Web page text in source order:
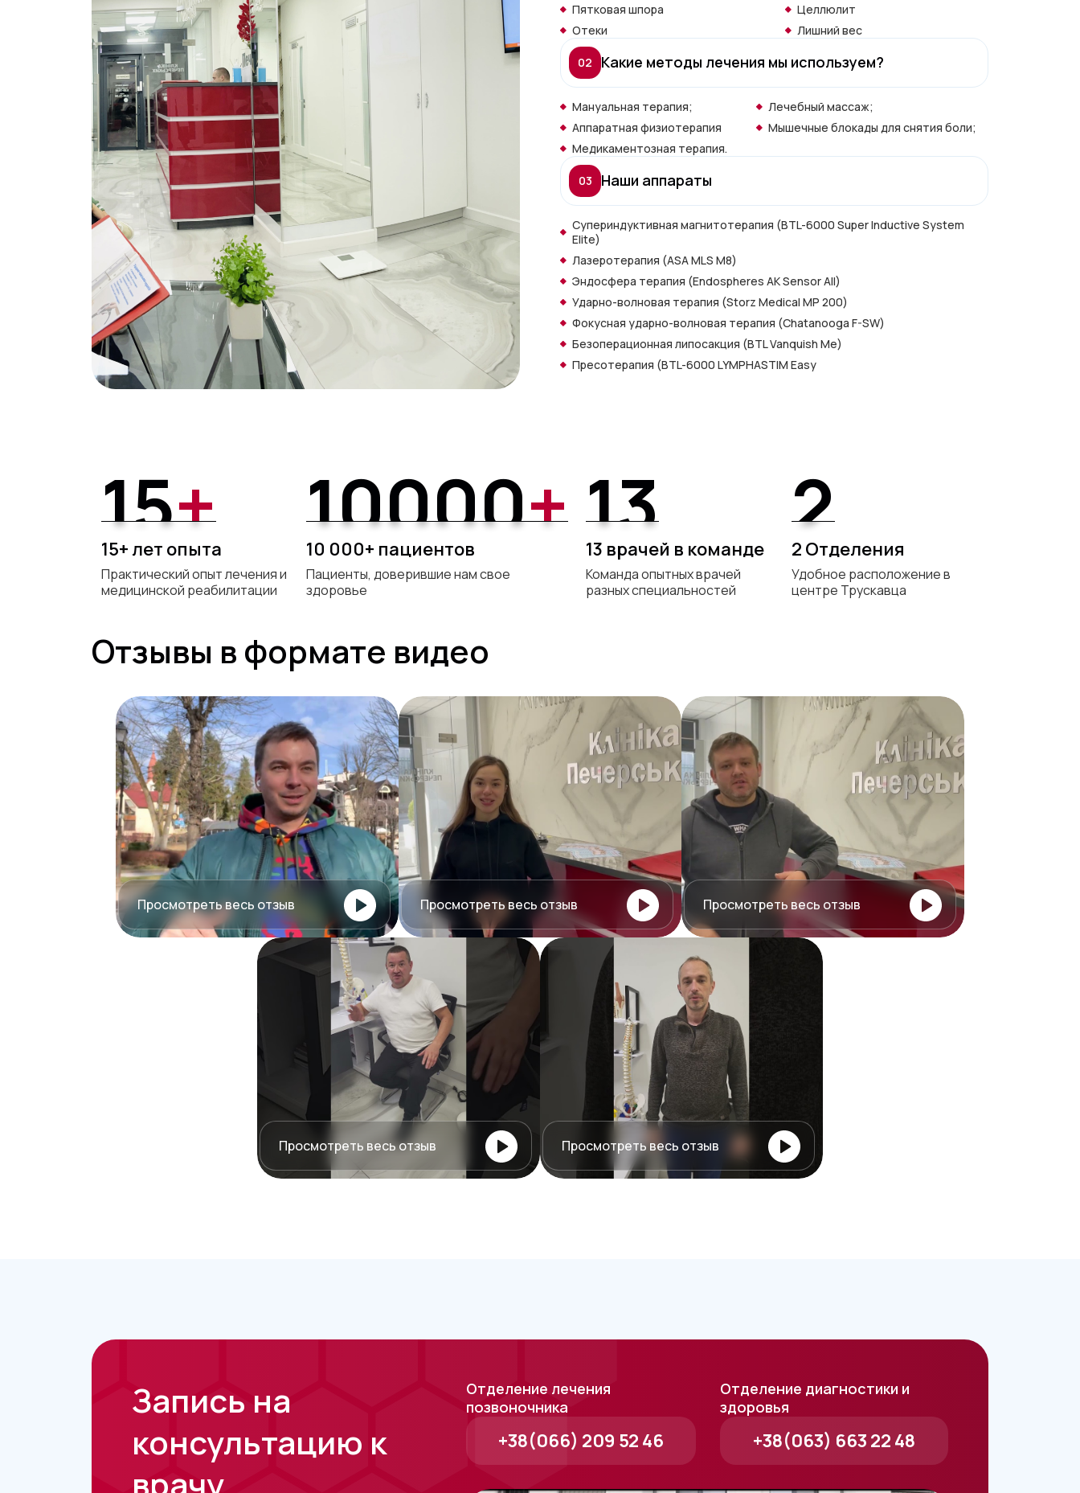
Пятковая шпора
Целлюлит
Отеки
Лишний вес
02 Какие методы лечения мы используем?
Мануальная терапия;
Лечебный массаж;
Аппаратная физиотерапия
Мышечные блокады для снятия боли;
Медикаментозная терапия.
03 Наши аппараты
Супериндуктивная магнитотерапия (BTL-6000 Super Inductive System
Elite)
Лазеротерапия (ASA MLS M8)
Эндосфера терапия (Endospheres AK Sensor All)
Ударно-волновая терапия (Storz Medical MP 200)
Фокусная ударно-волновая терапия (Chatanooga F-SW)
Безоперационная липосакция (BTL Vanquish Me)
Пресотерапия (BTL-6000 LYMPHASTIM Easy
15+
15+
15+ лет опыта
Практический опыт лечения и
медицинской реабилитации
10000+
10000+
10 000+ пациентов
Пациенты, доверившие нам свое
здоровье
13
13
13 врачей в команде
Команда опытных врачей
разных специальностей
2
2
2 Отделения
Удобное расположение в
центре Трускавца
Отзывы в формате видео
Просмотреть весь отзыв Просмотреть весь отзыв Просмотреть весь отзыв
Просмотреть весь отзыв Просмотреть весь отзыв
Запись на
консультацию к
врачу
Отделение лечения
позвоночника
+38(066) 209 52 46
Отделение диагностики и
здоровья
+38(063) 663 22 48